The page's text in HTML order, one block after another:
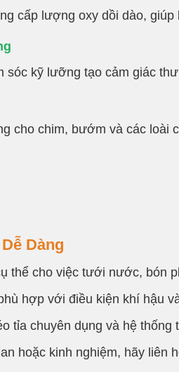
cấp lượng oxy dồi dào,
kỹ lưỡng tạo cảm giác
cho chim, bướm và các loài
Dàng
thể cho việc tưới nước, bón
hợp với điều kiện khí hậu
tỉa chuyên dụng và hệ
hoặc kinh nghiệm, hãy liên